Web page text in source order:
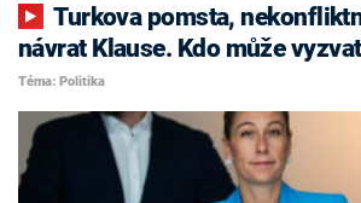
Turkova pomsta, nekonfliktní Havlíček i
návrat Klause. Kdo může
Téma: Politika